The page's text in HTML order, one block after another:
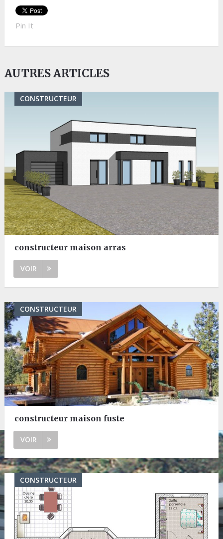
Pin It
AUTRES ARTICLES
CONSTRUCTEUR
constructeur maison arras
VOIR
CONSTRUCTEUR
constructeur maison fuste
VOIR
CONSTRUCTEUR